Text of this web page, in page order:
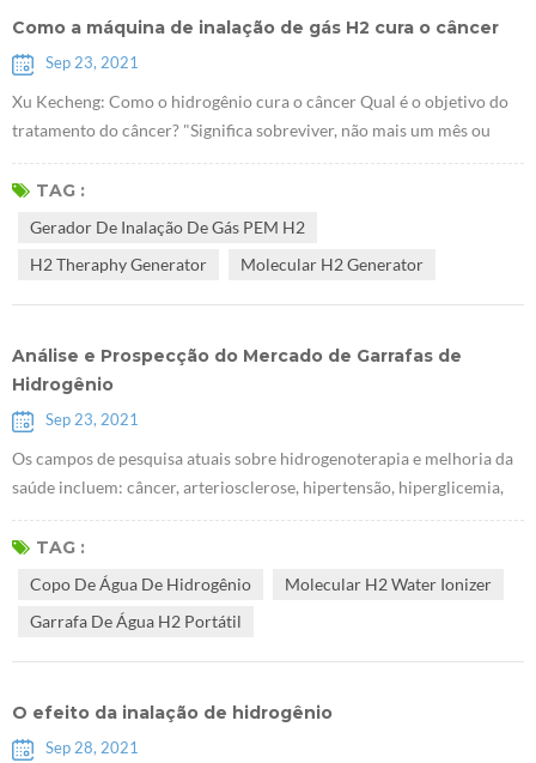
Como a máquina de inalação de gás H2 cura o câncer
Sep 23, 2021
Xu Kecheng: Como o hidrogênio cura o câncer Qual é o objetivo do
tratamento do câncer? "Significa sobreviver, não mais um mês ou
alguns meses, mas um ano, alguns anos e mais anos. Significa viver
bem, viver feliz, feliz e com qualidade!" Xu Kecheng, um conhecido
incluindo cirurgia...
TAG :
Gerador De Inalação De Gás PEM H2
H2 Theraphy Generator
Molecular H2 Generator
Análise e Prospecção do Mercado de Garrafas de
Hidrogênio
Sep 23, 2021
Os campos de pesquisa atuais sobre hidrogenoterapia e melhoria da
saúde incluem: câncer, arteriosclerose, hipertensão, hiperglicemia,
hiperlipidemia, gota, doenças hepáticas e renais, reumatóide,
alergias, asma, Alzheimer, Parkinson, depressão, etc. mais de 70 Tipos
de doença. Internacionalmente, o Japão foi o primeiro país a estudar
TAG :
Copo De Água De Hidrogênio
Molecular H2 Water Ionizer
Garrafa De Água H2 Portátil
O efeito da inalação de hidrogênio
Sep 28, 2021